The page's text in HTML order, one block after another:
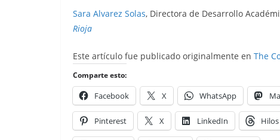
Sara Alvarez Solas, Directora de Desarrollo
Rioja
Este artículo fue publicado originalmente en The
Comparte esto:
Facebook X WhatsApp
Pinterest X LinkedIn Hilos